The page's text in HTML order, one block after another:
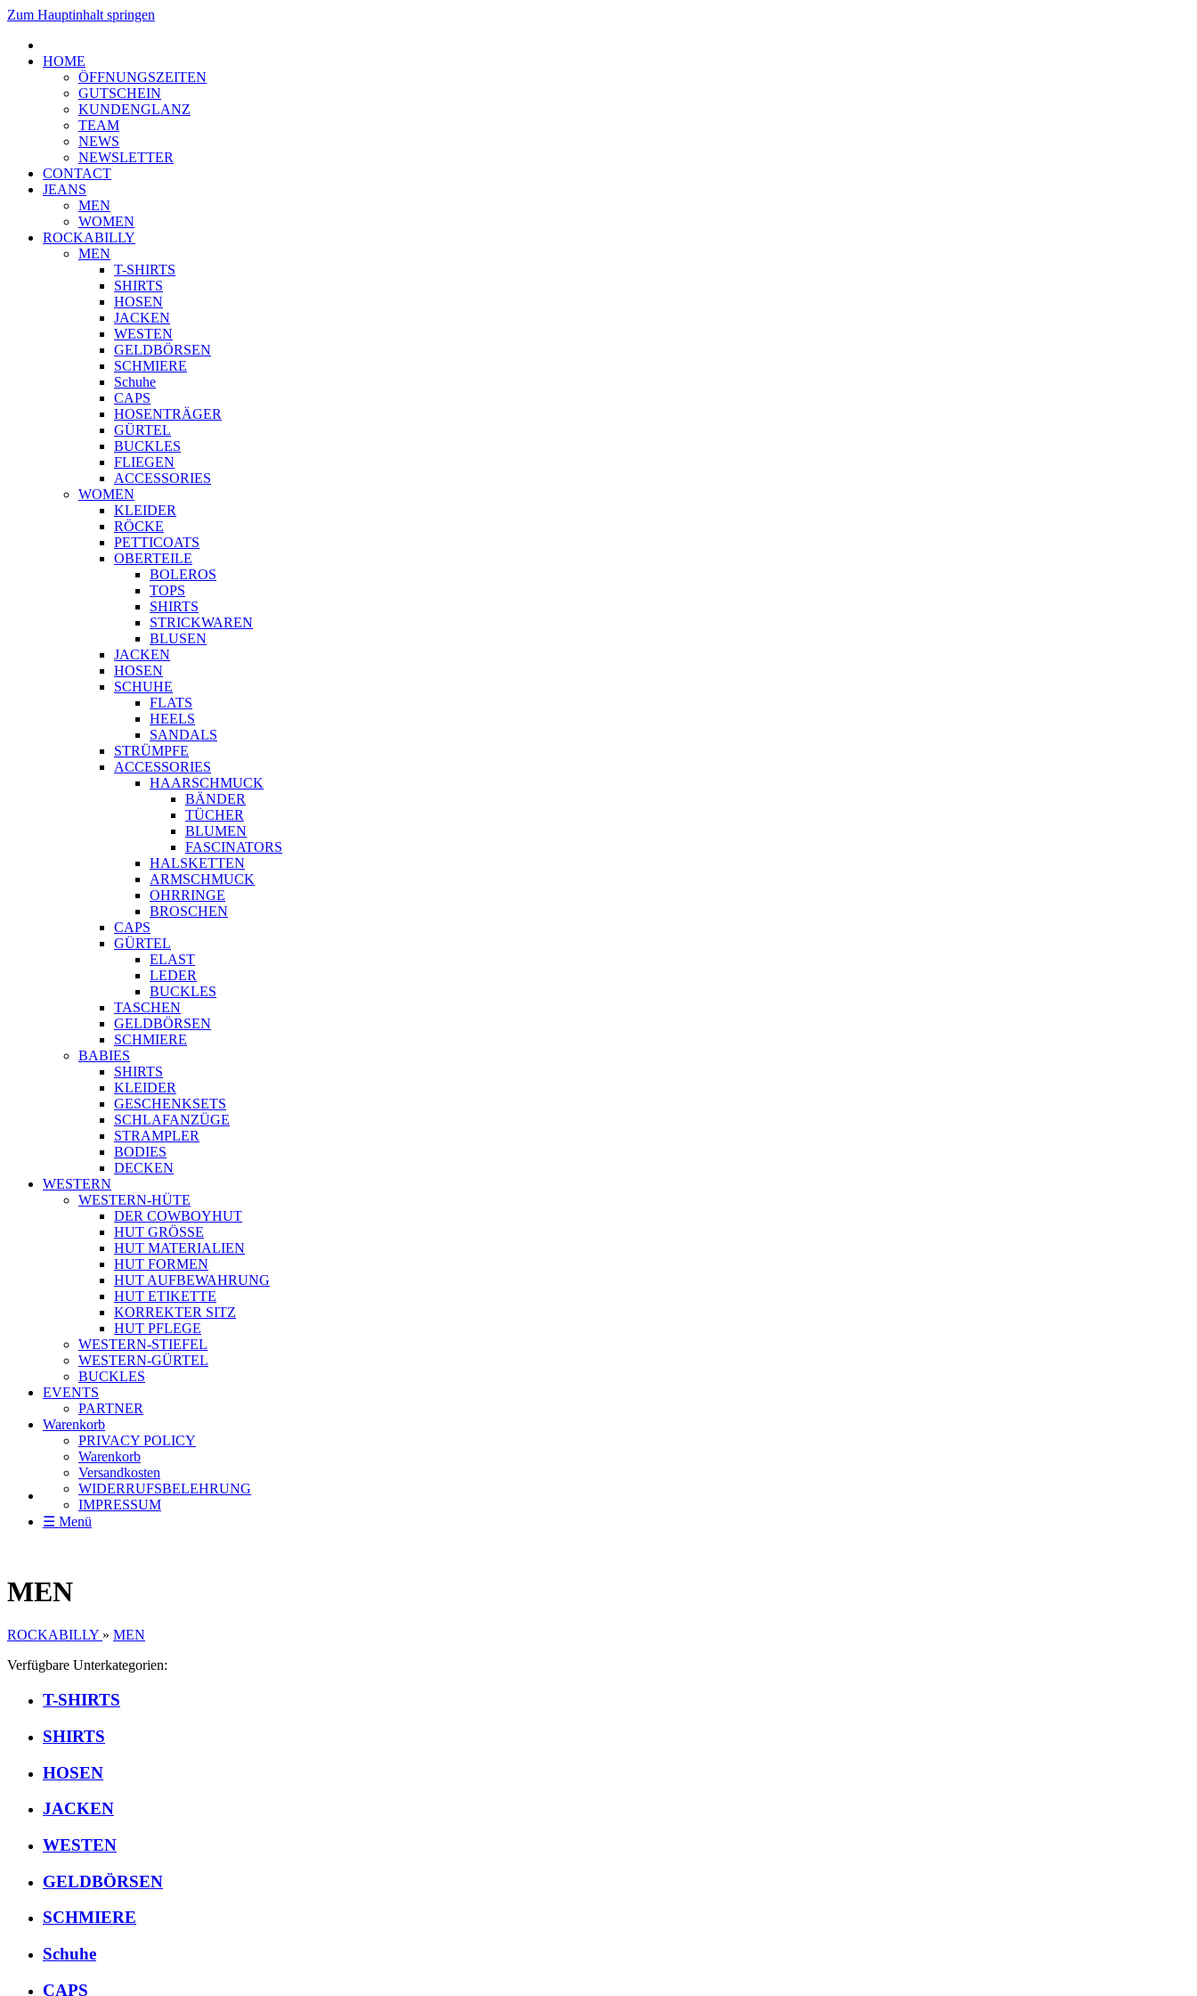
Zum Hauptinhalt springen
HOME
ÖFFNUNGSZEITEN
GUTSCHEIN
KUNDENGLANZ
TEAM
NEWS
NEWSLETTER
CONTACT
JEANS
MEN
WOMEN
ROCKABILLY
MEN
T-SHIRTS
SHIRTS
HOSEN
JACKEN
WESTEN
GELDBÖRSEN
SCHMIERE
Schuhe
CAPS
HOSENTRÄGER
GÜRTEL
BUCKLES
FLIEGEN
ACCESSORIES
WOMEN
KLEIDER
RÖCKE
PETTICOATS
OBERTEILE
BOLEROS
TOPS
SHIRTS
STRICKWAREN
BLUSEN
JACKEN
HOSEN
SCHUHE
FLATS
HEELS
SANDALS
STRÜMPFE
ACCESSORIES
HAARSCHMUCK
BÄNDER
TÜCHER
BLUMEN
FASCINATORS
HALSKETTEN
ARMSCHMUCK
OHRRINGE
BROSCHEN
CAPS
GÜRTEL
ELAST
LEDER
BUCKLES
TASCHEN
GELDBÖRSEN
SCHMIERE
BABIES
SHIRTS
KLEIDER
GESCHENKSETS
SCHLAFANZÜGE
STRAMPLER
BODIES
DECKEN
WESTERN
WESTERN-HÜTE
DER COWBOYHUT
HUT GRÖSSE
HUT MATERIALIEN
HUT FORMEN
HUT AUFBEWAHRUNG
HUT ETIKETTE
KORREKTER SITZ
HUT PFLEGE
WESTERN-STIEFEL
WESTERN-GÜRTEL
BUCKLES
EVENTS
PARTNER
Warenkorb
PRIVACY POLICY
Warenkorb
Versandkosten
WIDERRUFSBELEHRUNG
IMPRESSUM
☰ Menü
MEN
ROCKABILLY » MEN
Verfügbare Unterkategorien:
T-SHIRTS
SHIRTS
HOSEN
JACKEN
WESTEN
GELDBÖRSEN
SCHMIERE
Schuhe
CAPS